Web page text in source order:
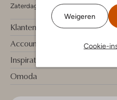
Weigeren
Cookie-
Zaterdag 09:00 - 17:00 uur
Klantenservice
Account
Inspiratie
Omoda